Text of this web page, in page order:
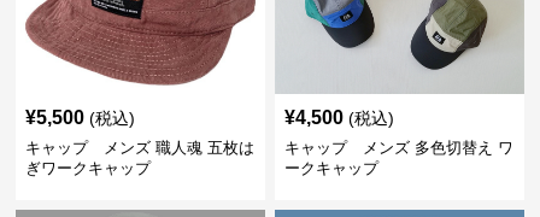
¥5,500 (税込)
キャップ メンズ 職人魂 五枚は
ぎワークキャップ
¥4,500 (税込)
キャップ メンズ 多色切替え ワ
ークキャップ